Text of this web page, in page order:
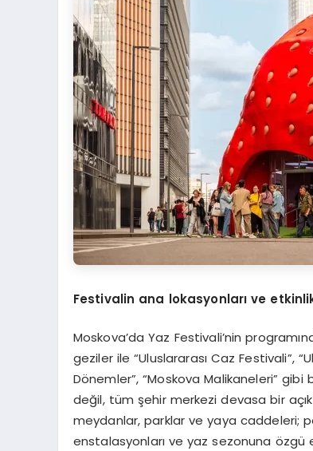
Festivalin ana lokasyonları ve
Moskova’da Yaz Festivali’nin
geziler ile “Uluslararası Caz Festivali”,
Dönemler”, “Moskova Malikaneleri”
değil, tüm şehir merkezi devasa bir
meydanlar, parklar ve yaya caddeleri;
enstalasyonları ve yaz sezonuna özgü